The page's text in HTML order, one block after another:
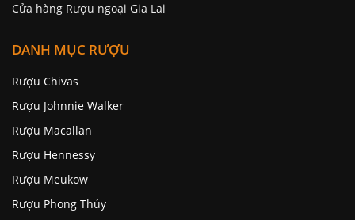
Cửa hàng Rượu ngoại Gia Lai
DANH MỤC RƯỢU
Rượu Chivas
Rượu Johnnie Walker
Rượu Macallan
Rượu Hennessy
Rượu Meukow
Rượu Phong Thủy